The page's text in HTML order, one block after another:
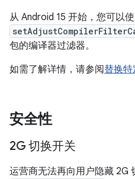
从 Android 15 开始，您可以
包的编译器过滤器。
如需了解详情，请参阅替换
安全性
2G 切换开关
运营商无法再向用户隐藏 2G